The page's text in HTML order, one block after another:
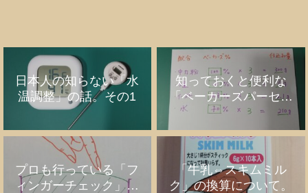
日本人の知らない「水
温調整」の話。その1
知っておくと便利な
「ベーカーズパーセン
ト」の話
プロも行っている「フ
ィンガーチェック」の
「牛乳⇔スキムミル
ク」の換算について。